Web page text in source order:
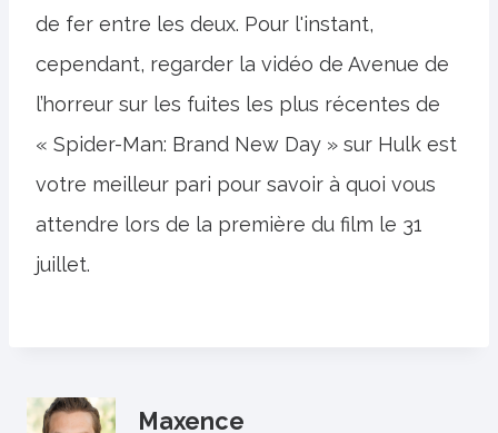
de fer entre les deux. Pour l'instant,
cependant, regarder la vidéo de Avenue de
l’horreur sur les fuites les plus récentes de
« Spider-Man: Brand New Day » sur Hulk est
votre meilleur pari pour savoir à quoi vous
attendre lors de la première du film le 31
juillet.
Maxence